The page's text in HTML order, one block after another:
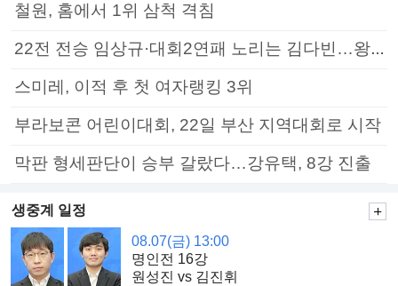
철원, 홈에서 1위 삼척 격침
22전 전승 임상규·대회2연패 노리는 김다빈…왕중왕전 16강 7일부터
스미레, 이적 후 첫 여자랭킹 3위
부라보콘 어린이대회, 22일 부산 지역대회로 시작
막판 형세판단이 승부 갈랐다…강유택, 8강 진출
생중계 일정
08.07(금) 13:00
명인전 16강
원성진 vs 김진휘